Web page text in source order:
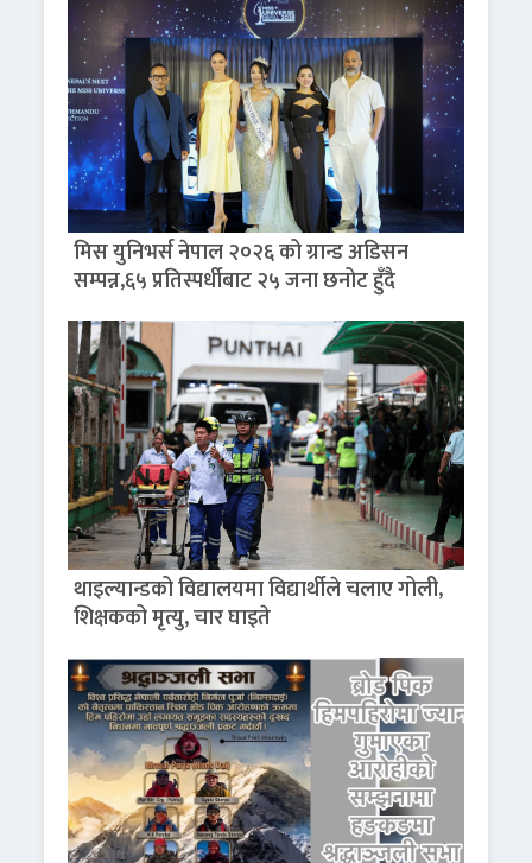
मिस युनिभर्स नेपाल २०२६ को ग्रान्ड अडिसन
सम्पन्न,६५ प्रतिस्पर्धीबाट २५ जना छनोट हुँदै
थाइल्यान्डको विद्यालयमा विद्यार्थीले चलाए गोली,
शिक्षकको मृत्यु, चार घाइते